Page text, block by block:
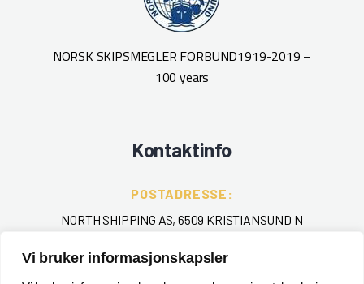
Vi bruker informasjonskapsler
NORSK SKIPSMEGLER FORBUND1919-2019 –
100 years
Kontaktinfo
POSTADRESSE:
NORTH SHIPPING AS, 6509 KRISTIANSUND N
TELEFON: